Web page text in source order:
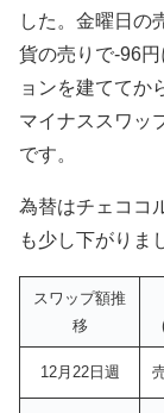
した。金曜日の
貨の売りで-96
ョンを建ててか
マイナススワッ
です。
為替はチェココ
も少し下がりま
スワップ額推
移
12月22日週